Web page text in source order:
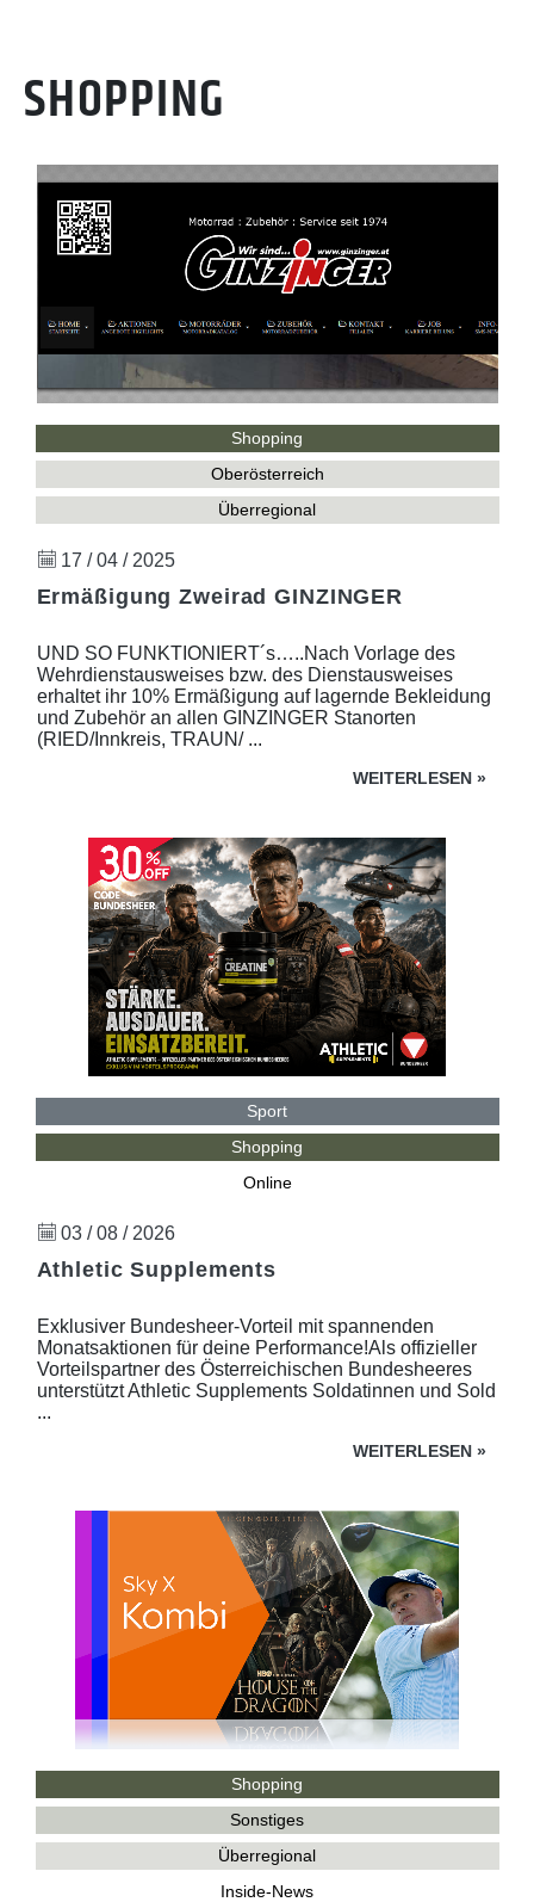
SHOPPING
Shopping
Oberösterreich
Überregional
17 / 04 / 2025
Ermäßigung Zweirad GINZINGER
UND SO FUNKTIONIERT´s…..Nach Vorlage des
Wehrdienstausweises bzw. des Dienstausweises
erhaltet ihr 10% Ermäßigung auf lagernde Bekleidung
und Zubehör an allen GINZINGER Stanorten
(RIED/Innkreis, TRAUN/ ...
WEITERLESEN »
Sport
Shopping
Online
03 / 08 / 2026
Athletic Supplements
Exklusiver Bundesheer-Vorteil mit spannenden
Monatsaktionen für deine Performance!Als offizieller
Vorteilspartner des Österreichischen Bundesheeres
unterstützt Athletic Supplements Soldatinnen und Sold
...
WEITERLESEN »
Shopping
Sonstiges
Überregional
Inside-News